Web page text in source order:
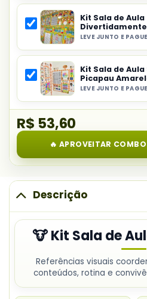
principal
do
combo:
Kit
Sala
de
Aula
Fazendinha
Selecionar
item
do
combo:
Kit
Sala
de
Divertidamente
Kit Sala de Aula
LEVE JUNTO E
Selecionar
item
do
Sala
de
Aula
do
Picapau
Kit Sala de
Picapau
LEVE JUNTO E
R$ 53,60
🔥 APROVEITAR
Descrição
🐮 Kit Sala de
Referências visuais
conteúdos, rotina e